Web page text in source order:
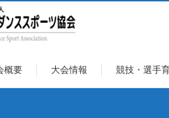
概要 大会情報 競技・選手